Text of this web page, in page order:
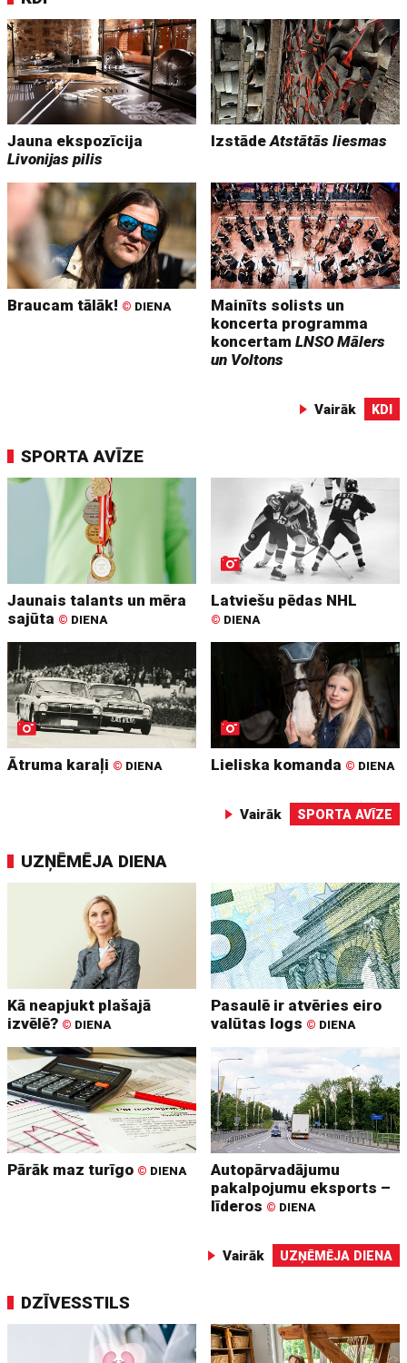
Jauna ekspozīcija
Livonijas pilis
IzstādeAtstātās liesmas
Braucam tālāk! © DIENA
Mainīts solists un
koncerta programma
koncertamLNSO Mālers
un Voltons
Vairāk KDI
SPORTA AVĪZE
Jaunais talants un mēra
sajūta © DIENA
Latviešu pēdas NHL
© DIENA
Ātruma karaļi © DIENA Lieliska komanda © DIENA
Vairāk SPORTA AVĪZE
UZŅĒMĒJA DIENA
Kā neapjukt plašajā
izvēlē? © DIENA
Pasaulē ir atvēries eiro
valūtas logs © DIENA
Pārāk maz turīgo © DIENA
Autopārvadājumu
pakalpojumu eksports –
līderos © DIENA
Vairāk UZŅĒMĒJA DIENA
DZĪVESSTILS